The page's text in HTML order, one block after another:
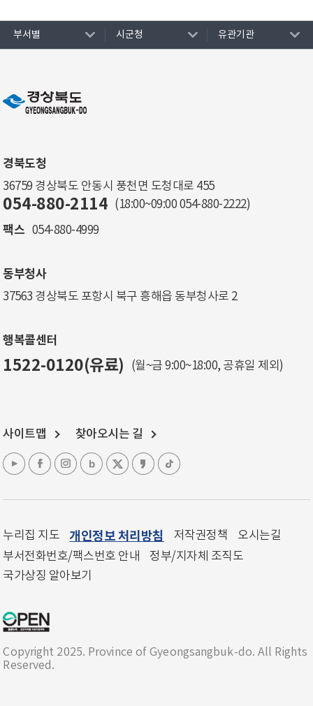
부서별 시군청 유관기관
경북도청
36759 경상북도 안동시 풍천면 도청대로 455
054-880-2114 (18:00~09:00 054-880-2222)
팩스 054-880-4999
동부청사
37563 경상북도 포항시 북구 흥해읍 동부청사로 2
행복콜센터
1522-0120(유료) (월~금 9:00~18:00, 공휴일 제외)
사이트맵 찾아오시는 길
누리집 지도 개인정보 처리방침 저작권정책
오시는길
부서전화번호/팩스번호 안내
정부/지자체 조직도
국가상징 알아보기
Copyright 2025. Province of Gyeongsangbuk-do. All Rights
Reserved.